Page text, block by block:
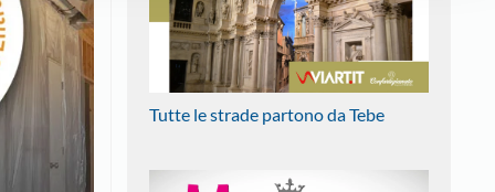
Tutte le strade partono da Tebe